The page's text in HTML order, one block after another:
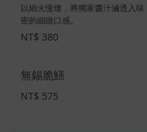
以細火慢燉，將獨家醬汁滷透入
密的細緻口感。
NT$ 380
無錫脆鱔
NT$ 575